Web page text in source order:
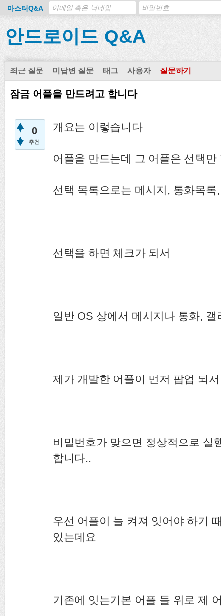
마스터Q&A
안드로이드 Q&A
최근 질문 미답변 질문 태그 사용자 질문하기
잠금 어플을 만드려고 합니다
0
추천
개요는 이렇습니다
어플을 만드는데 그 어플은 선택만
선택 목록으로는 메시지, 통화목록
선택을 하면 체크가 되서
일반 OS 상에서 메시지나 통화,
제가 개발한 어플이 먼저 팝업 되
비밀번호가 맞으면 정상적으로 실
합니다..
우선 어플이 늘 켜져 잇어야 하기
있는데요
기존에 잇는기본 어플 들 위로 제